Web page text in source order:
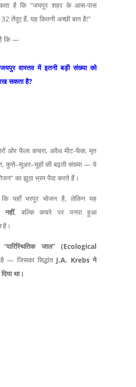
है कि “जयपुर शहर के आस-पास
तेंदुए हैं, यह कितनी अच्छी बात है!”
कि—
वास्तव में इतनी बड़ी संख्या को
सकता है?
ओर फैला कचरा,अवैध मीट-फेंक,मृत
, कुत्ते–सूअर–चूहों की बढ़ती संख्या—ये
” का झूठा भ्रम पैदा करते हैं।
यहाँ भरपूर भोजन है, लेकिन यह
नहीं, बल्कि कचरे पर पनपा हुआ
है।
“पारिस्थितिक जाल” (Ecological
है—जिसका सिद्धांत J.A. Krebsने
था।